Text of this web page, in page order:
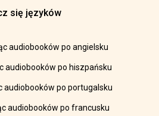
się języków
audiobooków po angielsku
audiobooków po hiszpańsku
audiobooków po portugalsku
audiobooków po francusku